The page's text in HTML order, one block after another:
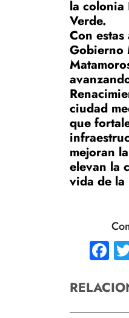
la colonia
Verde.
Con
Gobierno
ciudad
que
mejoran
elevan la
vida de